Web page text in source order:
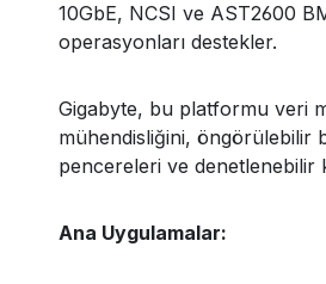
10GbE, NCSI ve AST2600
operasyonları destekler.
Gigabyte, bu platformu veri
mühendisliğini, öngörülebilir
pencereleri ve denetlenebilir
Ana Uygulamalar: